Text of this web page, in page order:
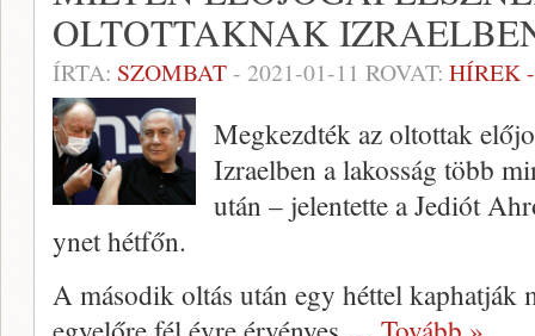
OLTOTTAKNAK
ÍRTA: SZOMBAT- 2021-01-11 ROVAT: HÍREK
Megkezdték az oltottak
Izraelben a lakosság több
után – jelentette a Jediót
ynet hétfőn.
A második oltás után egy héttel kaphatják